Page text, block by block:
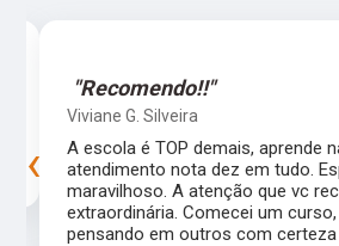
"Recomendo!!"
Viviane G. Silveira
A escola é TOP demais, aprende
atendimento nota dez em tudo.
maravilhoso. A atenção que vc
extraordinária. Comecei um
pensando em outros com certeza
‹